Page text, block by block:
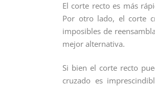
El corte recto es más
Por otro lado, el corte
imposibles de
mejor alternativa.
Si bien el corte recto
cruzado es